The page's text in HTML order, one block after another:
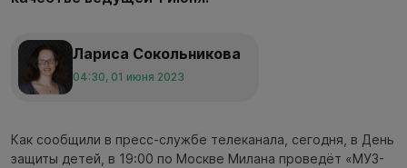
Лариса Сокольникова
04:30, 01 июня 2023
Как сообщили в пресс-службе телеканала, сегодня, в День
защиты детей, в 19:00 по Москве Милана проведёт «МУЗ-